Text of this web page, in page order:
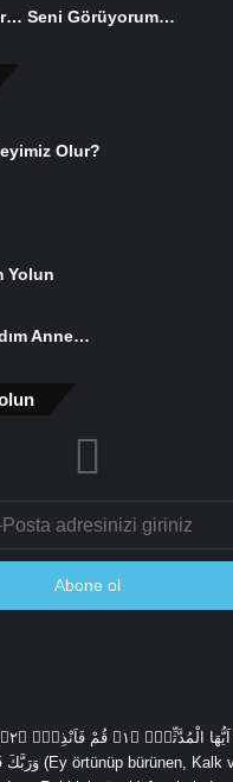
Seni Görüyorum…
Olur?
Yolun
Anne…